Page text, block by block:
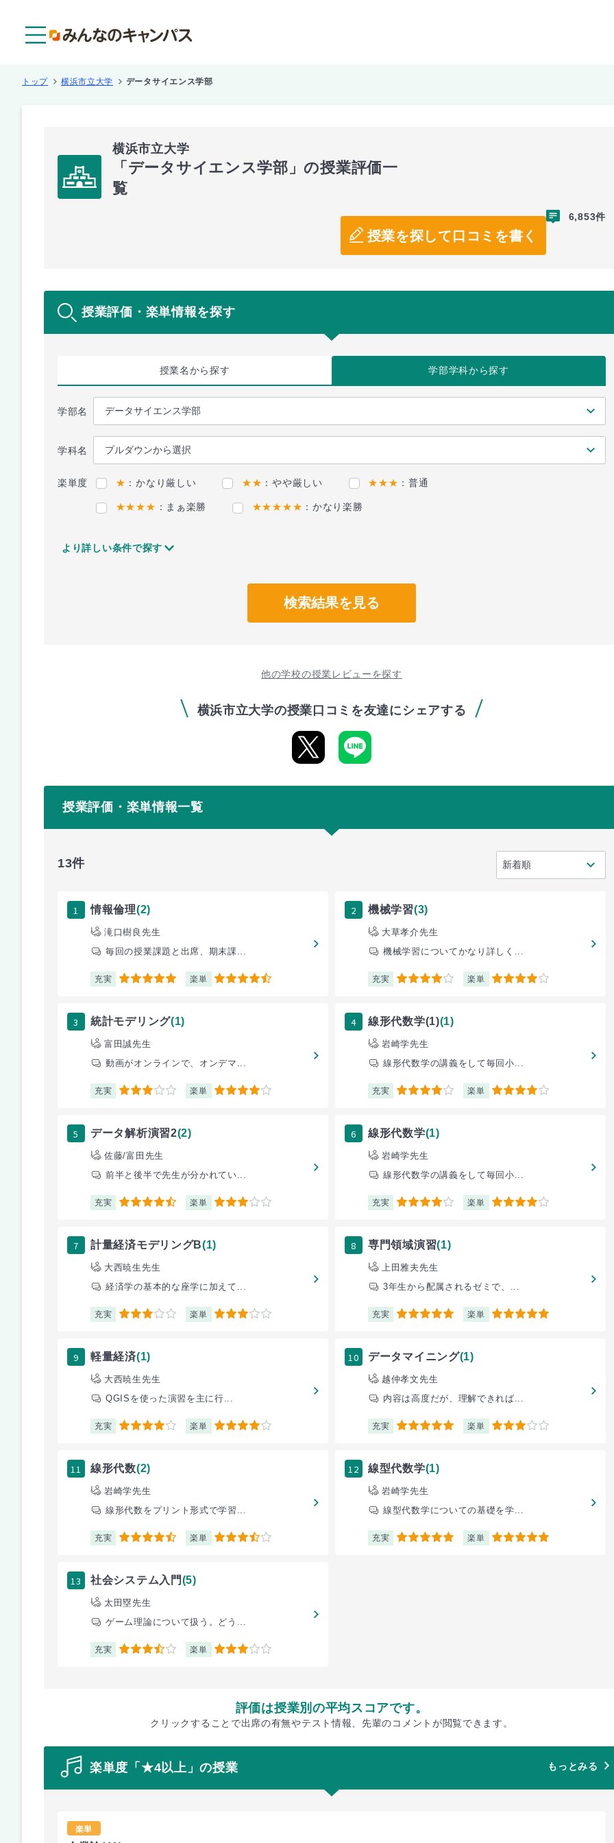
トップ 横浜市立大学 データサイエンス学部
横浜市立大学
「データサイエンス学部」の授業評価一
覧
授業を探して口コミを書く
6,853件
授業評価・楽単情報を探す
授業名から探す 学部学科から探す
学部名
学科名
楽単度 ★ ：かなり厳しい ★★ ：やや厳しい ★★★ ：普通
★★★★ ：まぁ楽勝 ★★★★★ ：かなり楽勝
より詳しい条件で探す
検索結果を見る
他の学校の授業レビューを探す
横浜市立大学の授業口コミを友達にシェアする
授業評価・楽単情報一覧
13件
1 情報倫理(2)
滝口樹良先生
毎回の授業課題と出席、期末課...
充実 5 楽単 4.5
2 機械学習(3)
大草孝介先生
機械学習についてかなり詳しく...
充実 4 楽単 4
3 統計モデリング(1)
富田誠先生
動画がオンラインで、オンデマ...
充実 3 楽単 4
4 線形代数学(1)(1)
岩崎学先生
線形代数学の講義をして毎回小...
充実 4 楽単 4
5 データ解析演習2(2)
佐藤/富田先生
前半と後半で先生が分かれてい...
充実 4.5 楽単 3
6 線形代数学(1)
岩崎学先生
線形代数学の講義をして毎回小...
充実 4 楽単 4
7 計量経済モデリングB(1)
大西暁生先生
経済学の基本的な座学に加えて...
充実 3 楽単 3
8 専門領域演習(1)
上田雅夫先生
3年生から配属されるゼミで、...
充実 5 楽単 5
9 軽量経済(1)
大西暁生先生
QGISを使った演習を主に行...
充実 4 楽単 4
10 データマイニング(1)
越仲孝文先生
内容は高度だが、理解できれば...
充実 5 楽単 3
11 線形代数(2)
岩崎学先生
線形代数をプリント形式で学習...
充実 4.5 楽単 3.5
12 線型代数学(1)
岩崎学先生
線型代数学についての基礎を学...
充実 5 楽単 5
13 社会システム入門(5)
太田塁先生
ゲーム理論について扱う。どう...
充実 3.5 楽単 3
評価は授業別の平均スコアです。
クリックすることで出席の有無やテスト情報、先輩のコメントが閲覧できます。
楽単度「★4以上」の授業 もっとみる
楽単